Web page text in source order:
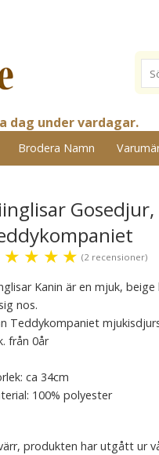
dag under vardagar.
Brodera Namn
★ ★ ★ ★ (2 recensioner)
Kanin är en mjuk,
nos.
Teddykompaniet
från 0år
ca 34cm
100% polyester
produkten har utgått ur